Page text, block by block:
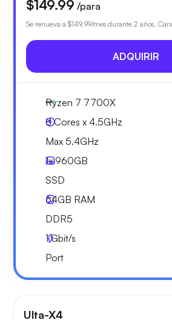
$149.99 /para
Se renueva a $149.99/mes durante 2 años.
ADQUIRIR
Ryzen 7 7700X
8 Cores x 4.5GHz
Max 5.4GHz
1x960GB
SSD
64GB RAM
DDR5
1Gbit/s
Port
Ulta-X4